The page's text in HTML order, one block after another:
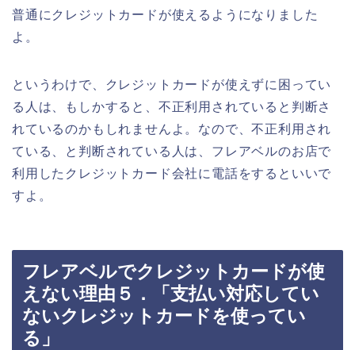
普通にクレジットカードが使えるようになりました
よ。
というわけで、クレジットカードが使えずに困ってい
る人は、もしかすると、不正利用されていると判断さ
れているのかもしれませんよ。なので、不正利用され
ている、と判断されている人は、フレアベルのお店で
利用したクレジットカード会社に電話をするといいで
すよ。
フレアベルでクレジットカードが使
えない理由５．「支払い対応してい
ないクレジットカードを使ってい
る」